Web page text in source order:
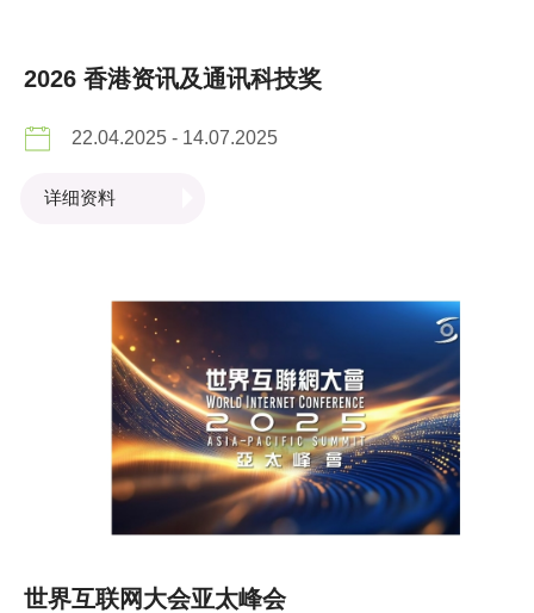
2026 香港资讯及通讯科技奖
22.04.2025 - 14.07.2025
详细资料
世界互联网大会亚太峰会